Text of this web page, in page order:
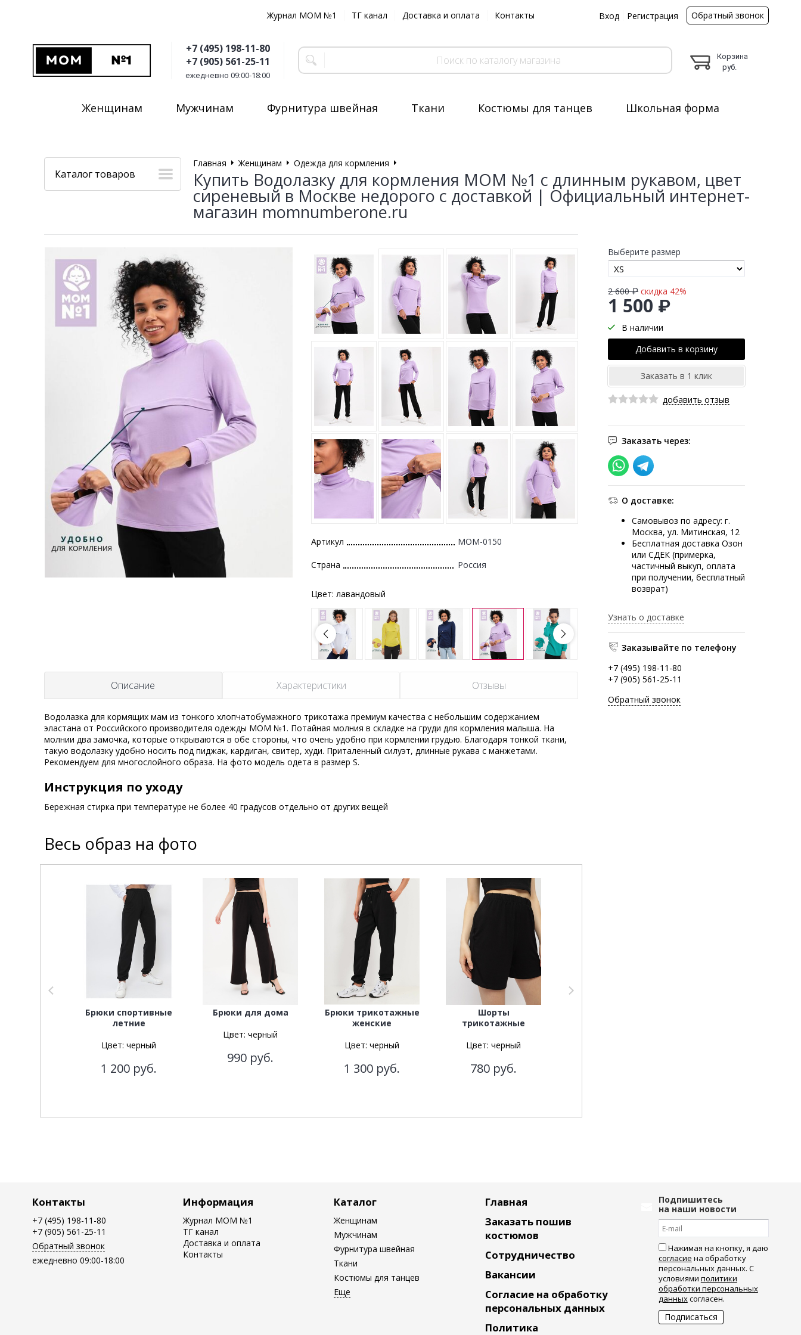
Журнал MOM №1 ТГ канал Доставка и оплата Контакты Вход Регистрация Обратный звонок
+7 (495) 198-11-80
+7 (905) 561-25-11
ежедневно 09:00-18:00
Корзина
руб.
Женщинам Мужчинам Фурнитура швейная Ткани Костюмы для танцев Школьная форма
Каталог товаров
Главная Женщинам Одежда для кормления
Купить Водолазку для кормления MOM №1 с длинным рукавом, цвет
сиреневый в Москве недорого с доставкой | Официальный интернет-
магазин momnumberone.ru
Выберите размер
1 500 ₽
2 600 ₽ скидка 42%
В наличии
добавить отзыв
Заказать через:
О доставке:
Самовывоз по адресу: г.
Москва, ул. Митинская, 12
Бесплатная доставка Озон
или СДЕК (примерка,
частичный выкуп, оплата
при получении, бесплатный
возврат)
Узнать о доставке
Заказывайте по телефону
+7 (495) 198-11-80
+7 (905) 561-25-11
Обратный звонок
Артикул MOM-0150
Страна Россия
Цвет: лавандовый
Описание Характеристики Отзывы
Водолазка для кормящих мам из тонкого хлопчатобумажного трикотажа премиум качества с небольшим содержанием
эластана от Российского производителя одежды MOM №1. Потайная молния в складке на груди для кормления малыша. На
молнии два замочка, которые открываются в обе стороны, что очень удобно при кормлении грудью. Благодаря тонкой ткани,
такую водолазку удобно носить под пиджак, кардиган, свитер, худи. Приталенный силуэт, длинные рукава с манжетами.
Рекомендуем для многослойного образа. На фото модель одета в размер S.
Инструкция по уходу
Бережная стирка при температуре не более 40 градусов отдельно от других вещей
Весь образ на фото
Брюки спортивные
летние
Цвет: черный
1 200 руб.
Брюки для дома
Цвет: черный
990 руб.
Брюки трикотажные
женские
Цвет: черный
1 300 руб.
Шорты
трикотажные
Цвет: черный
780 руб.
Контакты
+7 (495) 198-11-80
+7 (905) 561-25-11
Обратный звонок
ежедневно 09:00-18:00
Информация
Журнал MOM №1
ТГ канал
Доставка и оплата
Контакты
Каталог
Женщинам
Мужчинам
Фурнитура швейная
Ткани
Костюмы для танцев
Главная
Заказать пошив
костюмов
Сотрудничество
Вакансии
Согласие на обработку
персональных данных
Политика
Подпишитесь
на наши новости
Нажимая на кнопку, я даю
согласие на обработку
персональных данных. С
условиями политики
обработки персональных
данныхсогласен.